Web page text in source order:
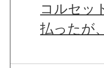
コルセッ
払ったが